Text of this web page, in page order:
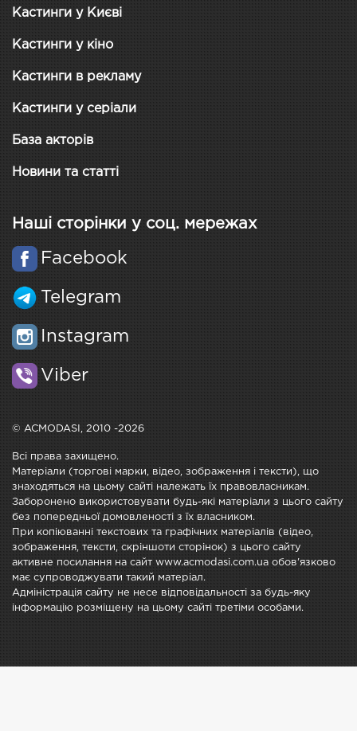
Кастинги у Києві
Кастинги у кіно
Кастинги в рекламу
Кастинги у серіали
База акторів
Новини та статті
Наші сторінки у соц. мережах
Facebook
Telegram
Instagram
Viber
© ACMODASI, 2010 -2026
Всі права захищено.
Матеріали (торгові марки, відео, зображення і тексти), що
знаходяться на цьому сайті належать їх правовласникам.
Заборонено використовувати будь-які матеріали з цього сайту
без попередньої домовленості з їх власником.
При копіюванні текстових та графічних матеріалів (відео,
зображення, тексти, скріншоти сторінок) з цього сайту
активне посилання на сайт www.acmodasi.com.ua обов'язково
має супроводжувати такий матеріал.
Адміністрація сайту не несе відповідальності за будь-яку
інформацію розміщену на цьому сайті третіми особами.